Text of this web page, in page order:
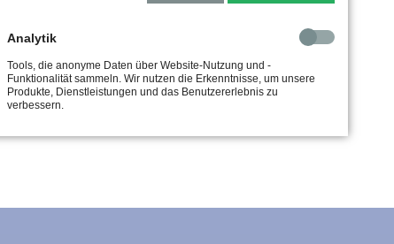
Analytik
Tools, die anonyme Daten über Website-Nutzung und -
Funktionalität sammeln. Wir nutzen die Erkenntnisse, um unsere
Produkte, Dienstleistungen und das Benutzererlebnis zu
verbessern.